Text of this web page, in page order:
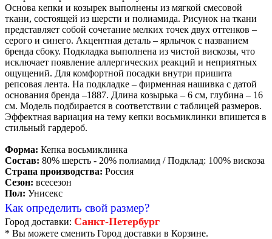
Основа кепки и козырек выполнены из мягкой смесовой
ткани, состоящей из шерсти и полиамида. Рисунок на ткани
представляет собой сочетание мелких точек двух оттенков –
серого и синего. Акцентная деталь – ярлычок с названием
бренда сбоку. Подкладка выполнена из чистой вискозы, что
исключает появление аллергических реакций и неприятных
ощущений. Для комфортной посадки внутри пришита
репсовая лента. На подкладке – фирменная нашивка с датой
основания бренда –1887. Длина козырька – 6 см, глубина – 16
см. Модель подбирается в соответствии с таблицей размеров.
Эффектная вариация на тему кепки восьмиклинки впишется в
стильный гардероб.
Форма: Кепка восьмиклинка
Состав: 80% шерсть - 20% полиамид / Подклад: 100% вискоза
Страна производства: Россия
Сезон: всесезон
Пол: Унисекс
Как определить свой размер?
Город доставки: Санкт-Петербург
* Вы можете сменить Город доставки в Корзине.